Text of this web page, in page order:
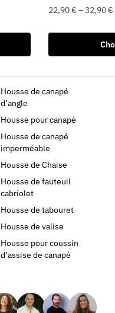
22,90€ –32,90€
Housse de canapé
d’angle
Housse pour canapé
Housse de canapé
imperméable
Housse de Chaise
Housse de fauteuil
cabriolet
Housse de tabouret
Housse de valise
Housse pour coussin
d’assise de canapé